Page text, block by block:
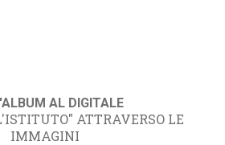
AL DIGITALE
ATTRAVERSO LE
IMMAGINI